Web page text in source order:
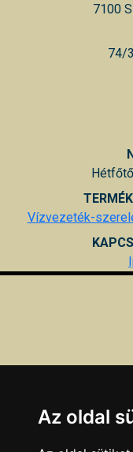
7100
74/
Vízvezeték-
Az oldal